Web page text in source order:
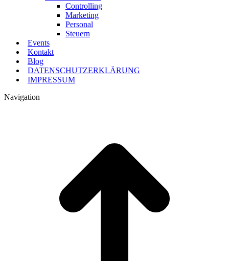
Controlling
Marketing
Personal
Steuern
Events
Kontakt
Blog
DATENSCHUTZERKLÄRUNG
IMPRESSUM
Navigation